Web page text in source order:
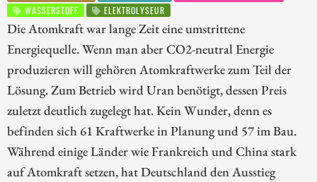
WASSERSTOFF
ELEKTROLYSEUR
Die Atomkraft war lange Zeit eine umstrittene
Energiequelle. Wenn man aber CO2-neutral Energie
produzieren will gehören Atomkraftwerke zum Teil der
Lösung. Zum Betrieb wird Uran benötigt, dessen Preis
zuletzt deutlich zugelegt hat. Kein Wunder, denn es
befinden sich 61 Kraftwerke in Planung und 57 im Bau.
Während einige Länder wie Frankreich und China stark
auf Atomkraft setzen, hat Deutschland den Ausstieg